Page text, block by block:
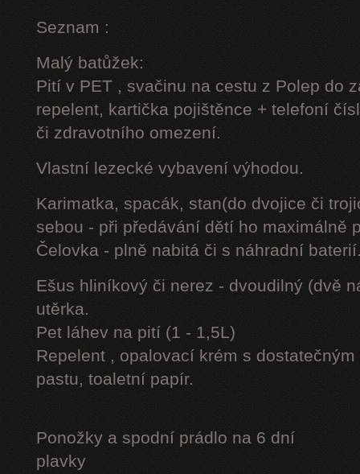
Seznam :
Malý batůžek:
Pití v PET , svačinu na cestu z Polep do
repelent, kartička pojištěnce + telefoní
či zdravotního omezení.
Vlastní lezecké vybavení výhodou.
Karimatka, spacák, stan(do dvojice či
sebou - při předávání dětí ho maximálně
Čelovka - plně nabitá či s náhradní
Ešus hliníkový či nerez - dvoudilný (dvě
utěrka.
Pet láhev na pití (1 - 1,5L)
Repelent , opalovací krém s
pastu, toaletní papír.
Ponožky a spodní prádlo na 6 dní
plavky